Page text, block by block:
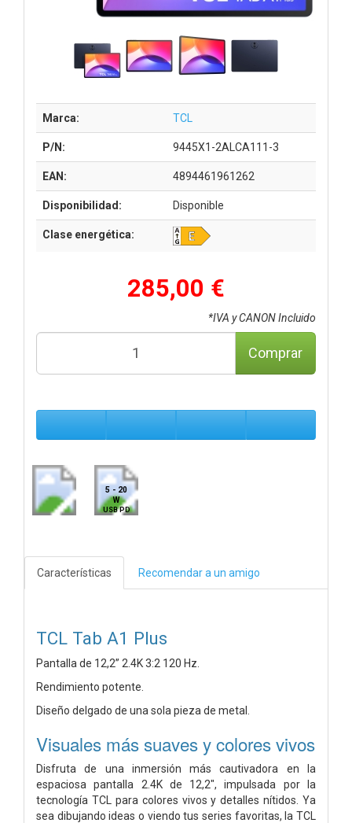
Marca: TCL
P/N: 9445X1-2ALCA111-3
EAN: 4894461961262
Disponibilidad: Disponible
Clase energética:
285,00 €
*IVA y CANON Incluido
Comprar
5 - 20
W
USB PD
Características Recomendar a un amigo
TCL Tab A1 Plus
Pantalla de 12,2” 2.4K 3:2 120 Hz.
Rendimiento potente.
Diseño delgado de una sola pieza de metal.
Visuales más suaves y colores vivos
Disfruta de una inmersión más cautivadora en la
espaciosa pantalla 2.4K de 12,2", impulsada por la
tecnología TCL para colores vivos y detalles nítidos. Ya
sea dibujando ideas o viendo tus series favoritas, la TCL